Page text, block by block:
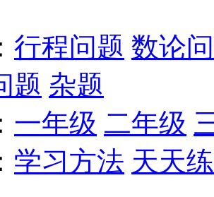
行程问题 数论
题 杂题
一年级 二年级
学习方法 天天练